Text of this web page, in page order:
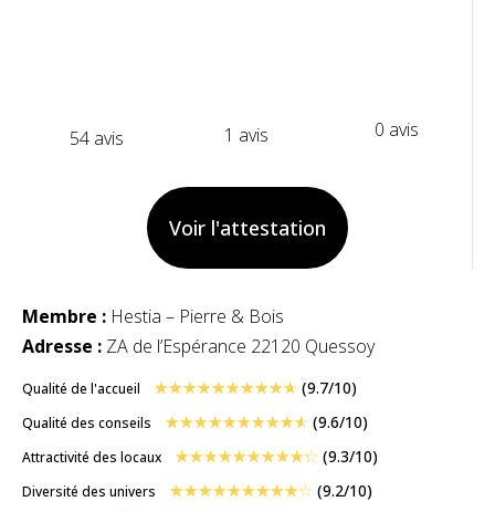
54 avis 1 avis 0 avis
Voir l'attestation
Membre : Hestia – Pierre & Bois
Adresse : ZA de l’Espérance 22120 Quessoy
Qualité de l'accueil ☆☆☆☆☆☆☆☆☆☆ (9.7/10)
Qualité des conseils ☆☆☆☆☆☆☆☆☆☆ (9.6/10)
Attractivité des locaux ☆☆☆☆☆☆☆☆☆☆ (9.3/10)
Diversité des univers ☆☆☆☆☆☆☆☆☆☆ (9.2/10)